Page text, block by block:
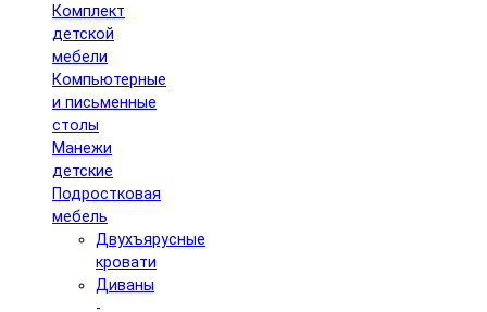
Комплект
детской
мебели
Компьютерные
и письменные
столы
Манежи
детские
Подростковая
мебель
Двухъярусные
кровати
Диваны
-